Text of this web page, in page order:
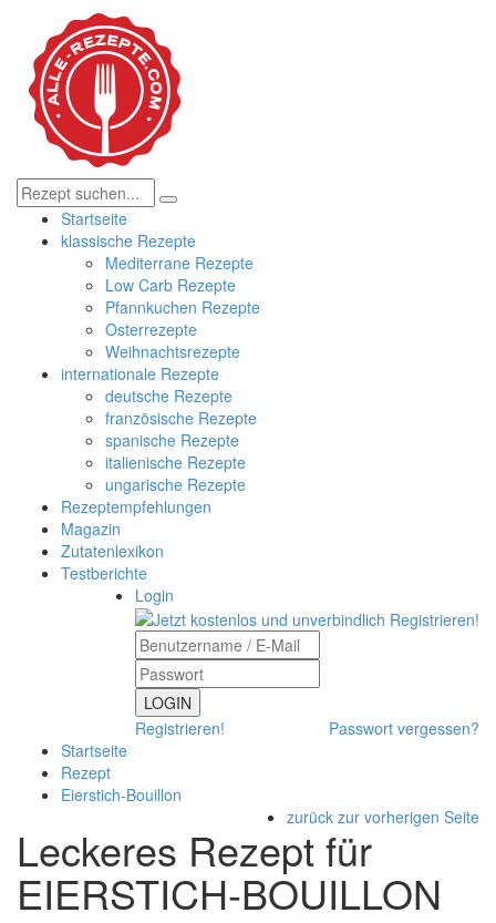
Startseite
klassische Rezepte
Mediterrane Rezepte
Low Carb Rezepte
Pfannkuchen Rezepte
Osterrezepte
Weihnachtsrezepte
internationale Rezepte
deutsche Rezepte
französische Rezepte
spanische Rezepte
italienische Rezepte
ungarische Rezepte
Rezeptempfehlungen
Magazin
Zutatenlexikon
Testberichte
Login
LOGIN
Registrieren!
Passwort vergessen?
Startseite
Rezept
Eierstich-Bouillon
zurück zur vorherigen Seite
Leckeres Rezept für
EIERSTICH-BOUILLON